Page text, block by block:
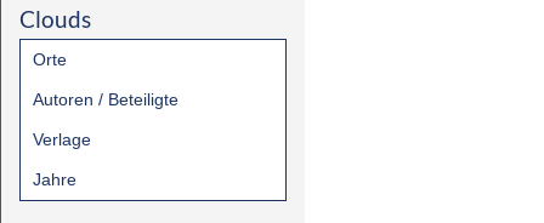
Clouds
Orte
Autoren / Beteiligte
Verlage
Jahre